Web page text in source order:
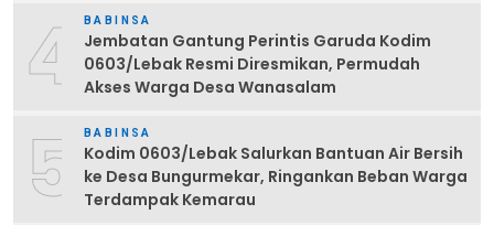
4 BABINSA
Jembatan Gantung Perintis Garuda Kodim
0603/Lebak Resmi Diresmikan, Permudah
Akses Warga Desa Wanasalam
5 BABINSA
Kodim 0603/Lebak Salurkan Bantuan Air Bersih
ke Desa Bungurmekar, Ringankan Beban Warga
Terdampak Kemarau